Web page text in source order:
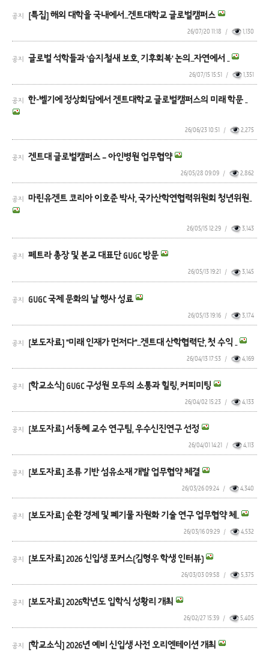
공지 [특집] 해외 대학을 국내에서…겐트대학교 글로벌캠퍼스
26/07/20 11:18 / 1,130
공지 글로벌 석학들과 '습지·철새 보호, 기후회복' 논의…자연에서 ..
26/07/15 15:51 / 1,351
공지 한-벨기에 정상회담에서 겐트대학교 글로벌캠퍼스의 미래 학문 ..
26/06/23 10:51 / 2,275
공지 겐트대 글로벌캠퍼스 – 아인병원 업무협약
26/05/28 09:09 / 2,862
공지 마린유겐트 코리아 이호준 박사, 국가산학연협력위원회 청년위원..
26/05/15 12:29 / 3,143
공지 페트라 총장 및 본교 대표단 GUGC 방문
26/05/13 19:21 / 3,145
공지 GUGC 국제 문화의 날 행사 성료
26/05/13 19:16 / 3,174
공지 [보도자료] "미래 인재가 먼저다"…겐트대 산학협력단, 첫 수익 ..
26/04/13 17:53 / 4,169
공지 [학교소식] GUGC 구성원 모두의 소통과 힐링, 커피미팅
26/04/02 15:23 / 4,133
공지 [보도자료] 서동혜 교수 연구팀, 우수신진연구 선정
26/04/01 14:21 / 4,113
공지 [보도자료] 조류 기반 섬유소재 개발 업무협약 체결
26/03/26 09:24 / 4,340
공지 [보도자료] 순환 경제 및 폐기물 자원화 기술 연구 업무협약 체..
26/03/16 09:29 / 4,532
공지 [보도자료] 2026 신입생 포커스(김형우 학생 인터뷰)
26/03/03 09:58 / 5,375
공지 [보도자료] 2026학년도 입학식 성황리 개최
26/02/27 15:39 / 5,405
공지 [학교소식] 2026년 예비 신입생 사전 오리엔테이션 개최